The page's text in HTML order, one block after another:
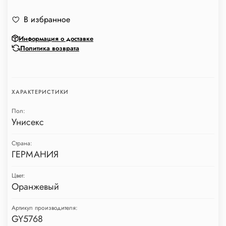
В избранное
Информация о доставке
Политика возврата
ХАРАКТЕРИСТИКИ
Пол:
Унисекс
Страна:
ГЕРМАНИЯ
Цвет:
Оранжевый
Артикул производителя:
GY5768